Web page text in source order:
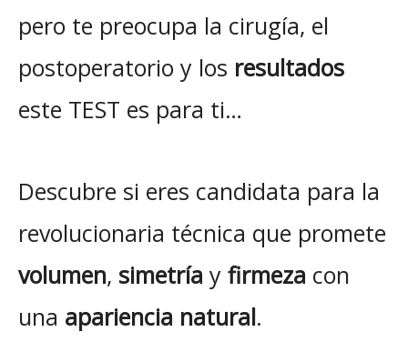
pero te preocupa la cirugía, el
postoperatorio y los resultados
este TEST es para ti…
Descubre si eres candidata para la
revolucionaria técnica que promete
volumen, simetría y firmeza con
una apariencia natural.